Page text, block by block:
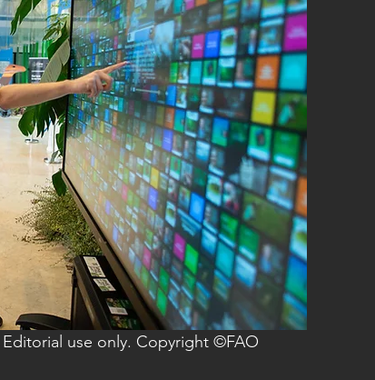
use only. Copyright ©FAO